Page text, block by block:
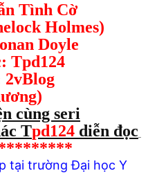
Tình Cờ
Holmes)
Doyle
Tpd124
2vBlog
cùng seri
Tpd124 diễn đọc
tại trường Đại học Y